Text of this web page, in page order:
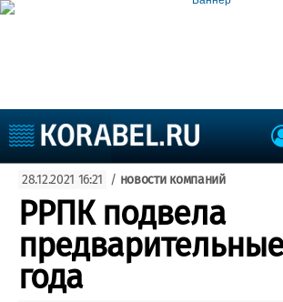
Судоходство
Судоремонт
События
Порты
Рыболовство
ВМФ
Образование
28.12.2021 16:21 / новости компаний
РРПК подвела
года